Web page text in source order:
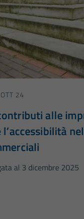
24
alle
al 3 dicembre 2025